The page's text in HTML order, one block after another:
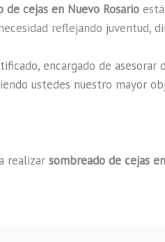
de cejas en Nuevo Rosario
reflejando juventud,
encargado de
ustedes nuestro mayor
realizar sombreado de cejas